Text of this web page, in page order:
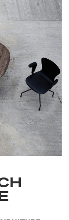
års pålitlig
hantverket som
i Europa
excellens. Den
upp
högsta kvalitet
ek med
av skickliga
det läder
mm pressad
Tex-
sittkomfort.
Black och